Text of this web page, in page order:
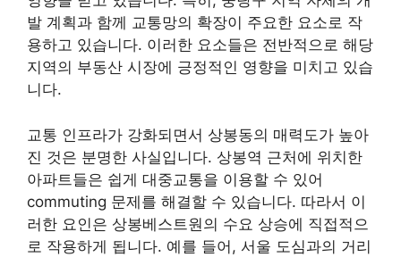
발 계획과 함께 교통망의 확장이 주요한 요소로 작
용하고 있습니다. 이러한 요소들은 전반적으로 해당
지역의 부동산 시장에 긍정적인 영향을 미치고 있습
니다.
교통 인프라가 강화되면서 상봉동의 매력도가 높아
진 것은 분명한 사실입니다. 상봉역 근처에 위치한
아파트들은 쉽게 대중교통을 이용할 수 있어
commuting 문제를 해결할 수 있습니다. 따라서 이
러한 요인은 상봉베스트원의 수요 상승에 직접적으
로 작용하게 됩니다. 예를 들어, 서울 도심과의 거리